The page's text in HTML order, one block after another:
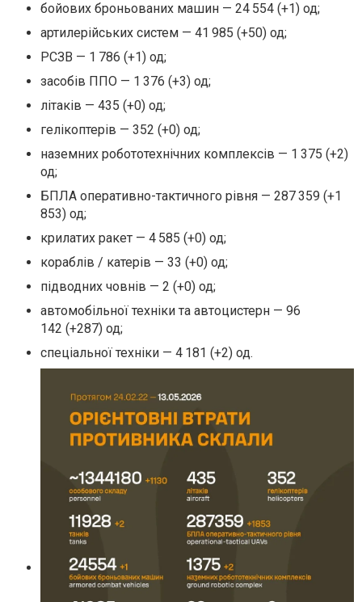
бойових броньованих машин — 24 554 (+1) од;
артилерійських систем — 41 985 (+50) од;
РСЗВ — 1 786 (+1) од;
засобів ППО — 1 376 (+3) од;
літаків — 435 (+0) од;
гелікоптерів — 352 (+0) од;
наземних робототехнічних комплексів — 1 375 (+2)
од;
БПЛА оперативно-тактичного рівня — 287 359 (+1
853) од;
крилатих ракет — 4 585 (+0) од;
кораблів / катерів — 33 (+0) од;
підводних човнів — 2 (+0) од;
автомобільної техніки та автоцистерн — 96
142 (+287) од;
спеціальної техніки — 4 181 (+2) од.